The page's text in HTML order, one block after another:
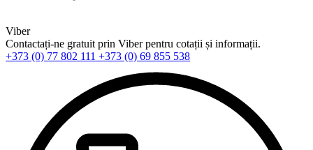
Viber
Contactați-ne gratuit prin Viber pentru cotații și informații.
+373 (0) 77 802 111 +373 (0) 69 855 538